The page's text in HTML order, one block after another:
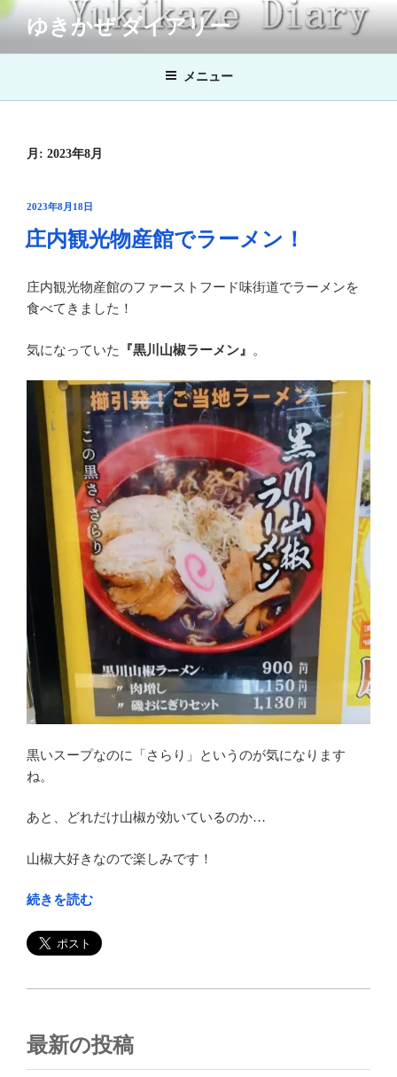
コ
テ
ゆきかぜ ダイアリー
メニュー
月: 2023年8月
投
日:
2023年8月18日
庄内観光物産館でラーメン！
庄内観光物産館のファーストフード味街道でラーメンを
食べてきました！
気になっていた 『黒川山椒ラーメン』 。
黒いスープなのに「さらり」というのが気になります
ね。
あと、どれだけ山椒が効いているのか…
山椒大好きなので楽しみです！
“庄
観
物
で
ラ
続きを読む
最新の投稿